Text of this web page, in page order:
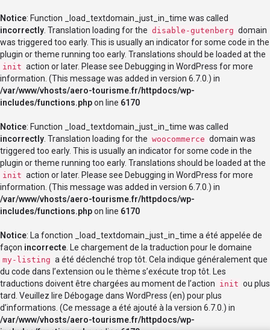
Notice: Function _load_textdomain_just_in_time was called
incorrectly . Translation loading for the disable-gutenberg domain
was triggered too early. This is usually an indicator for some code in the
plugin or theme running too early. Translations should be loaded at the
init action or later. Please see Debugging in WordPress for more
information. (This message was added in version 6.7.0.) in
/var/www/vhosts/aero-tourisme.fr/httpdocs/wp-
includes/functions.phpon line 6170
Notice: Function _load_textdomain_just_in_time was called
incorrectly . Translation loading for the woocommerce domain was
triggered too early. This is usually an indicator for some code in the
plugin or theme running too early. Translations should be loaded at the
init action or later. Please see Debugging in WordPress for more
information. (This message was added in version 6.7.0.) in
/var/www/vhosts/aero-tourisme.fr/httpdocs/wp-
includes/functions.phpon line 6170
Notice: La fonction _load_textdomain_just_in_time a été appelée de
façon incorrecte . Le chargement de la traduction pour le domaine
my-listing a été déclenché trop tôt. Cela indique généralement que
du code dans l’extension ou le thème s’exécute trop tôt. Les
traductions doivent être chargées au moment de l’action init ou plus
tard. Veuillez lire Débogage dans WordPress (en) pour plus
d’informations. (Ce message a été ajouté à la version 6.7.0.) in
/var/www/vhosts/aero-tourisme.fr/httpdocs/wp-